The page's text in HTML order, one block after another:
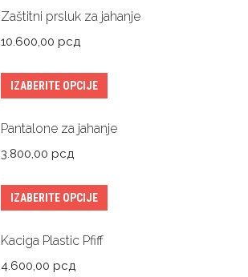
Zaštitni prsluk za jahanje
10.600,00 рсд
IZABERITE OPCIJE
Pantalone za jahanje
3.800,00 рсд
IZABERITE OPCIJE
Kaciga Plastic Pfiff
4.600,00 рсд